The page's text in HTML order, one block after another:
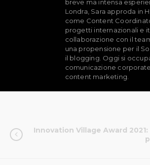
breve ma intensa
Londra, Sara approda in
come Content
progetti internazionali e
collaborazione con il
una propensione per il
il blogging. Oggi si
comunicazione
content marketing.
Innovation Village Award